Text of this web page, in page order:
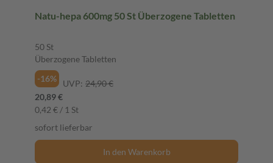
Natu-hepa 600mg 50 St Überzogene Tabletten
50 St
Überzogene Tabletten
-16%
UVP: 24,90 €
20,89 €
0,42 € / 1 St
sofort lieferbar
In den Warenkorb